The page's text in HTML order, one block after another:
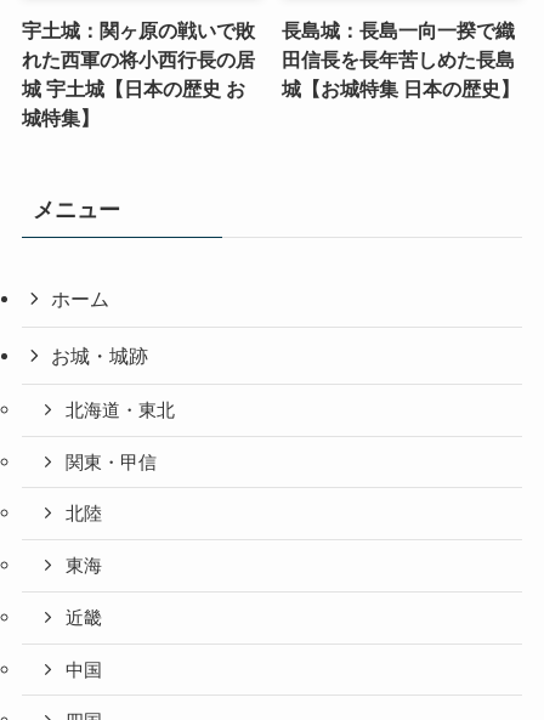
宇土城：関ヶ原の戦いで敗
れた西軍の将小西行長の居
城 宇土城【日本の歴史 お
城特集】
長島城：長島一向一揆で織
田信長を長年苦しめた長島
城【お城特集 日本の歴史】
メニュー
ホーム
お城・城跡
北海道・東北
関東・甲信
北陸
東海
近畿
中国